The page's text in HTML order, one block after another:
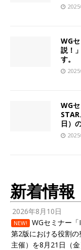
WG
説！
す。
WG
日）
新着情報
2026年8月10日
NEW!
WGセミナー
第2版における役割
主催）を8月21日（金